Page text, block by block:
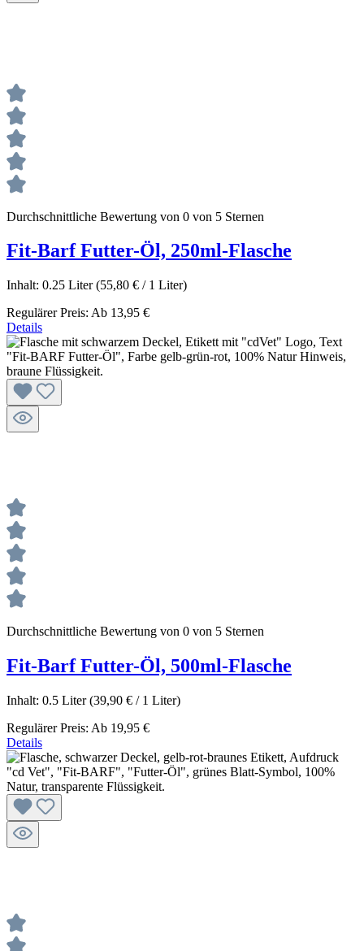
Durchschnittliche Bewertung von 0 von 5 Sternen
Fit-Barf Futter-Öl, 250ml-Flasche
Inhalt: 0.25 Liter(55,80 € / 1 Liter)
Regulärer Preis: Ab 13,95 €
Details
Durchschnittliche Bewertung von 0 von 5 Sternen
Fit-Barf Futter-Öl, 500ml-Flasche
Inhalt: 0.5 Liter(39,90 € / 1 Liter)
Regulärer Preis: Ab 19,95 €
Details